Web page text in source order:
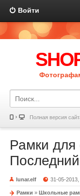
Войти
Полная версия
Рамки для
lunar.elf 31-05-2013,
Рамки » Школьные